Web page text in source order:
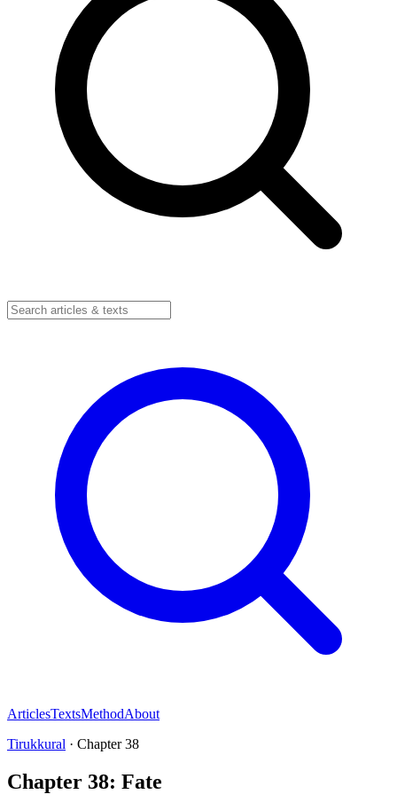
ArticlesTextsMethodAbout
Tirukkural · Chapter38
Chapter 38: Fate